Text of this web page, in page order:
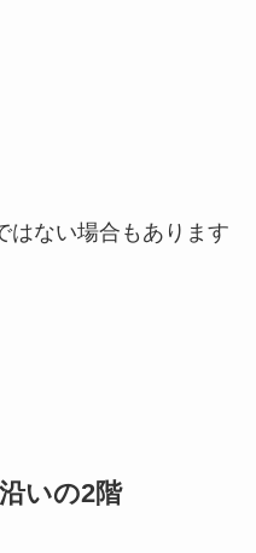
ない場合もあります
いの2階